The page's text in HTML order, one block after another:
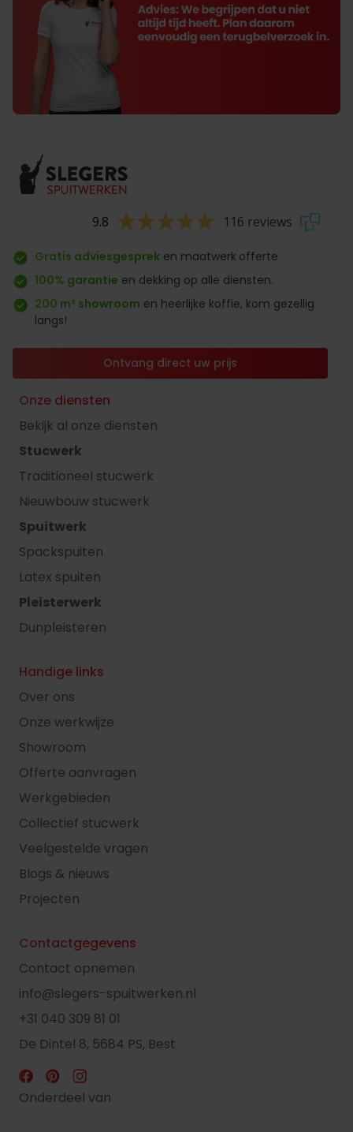
9.8 116 reviews
Gratis adviesgesprek en maatwerk offerte
100% garantie en dekking op alle diensten.
200 m² showroom en heerlijke koffie, kom gezellig
langs!
Ontvang direct uw prijs
Onze diensten
Bekijk al onze diensten
Stucwerk
Traditioneel stucwerk
Nieuwbouw stucwerk
Spuitwerk
Spackspuiten
Latex spuiten
Pleisterwerk
Dunpleisteren
Handige links
Over ons
Onze werkwijze
Showroom
Offerte aanvragen
Werkgebieden
Collectief stucwerk
Veelgestelde vragen
Blogs & nieuws
Projecten
Contactgegevens
Contact opnemen
info@slegers-spuitwerken.nl
+31 040 309 81 01
De Dintel 8, 5684 PS, Best
Onderdeel van